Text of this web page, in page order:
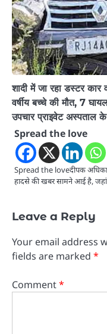
शादी में जा रहा डस्टर कार
वर्षीय बच्चे की मौत, 7
उपचार प्राइवेट अस्पताल
Spread the love
Spread the loveदीपक
हादसे की खबर सामने आई है,
Leave a Reply
Your email address
fields are marked *
Comment*